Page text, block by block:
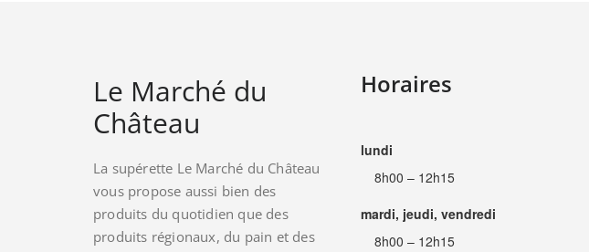
Le Marché du
Château
La supérette Le Marché du Château
vous propose aussi bien des
produits du quotidien que des
produits régionaux, du pain et des
Horaires
lundi
8h00 – 12h15
mardi, jeudi, vendredi
8h00 – 12h15